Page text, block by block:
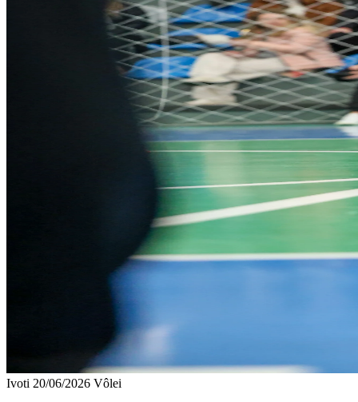
Ivoti 20/06/2026 Vôlei